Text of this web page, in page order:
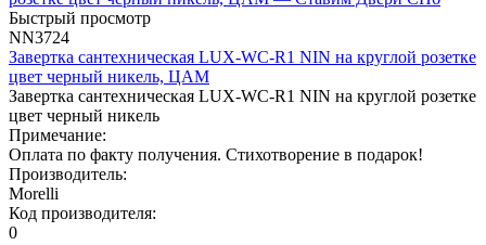
Быстрый просмотр
NN3724
Завертка сантехническая LUX-WC-R1 NIN на круглой розетке
цвет черный никель, ЦАМ
Завертка сантехническая LUX-WC-R1 NIN на круглой розетке
цвет черный никель
Примечание:
Оплата по факту получения. Стихотворение в подарок!
Производитель:
Morelli
Код производителя:
0